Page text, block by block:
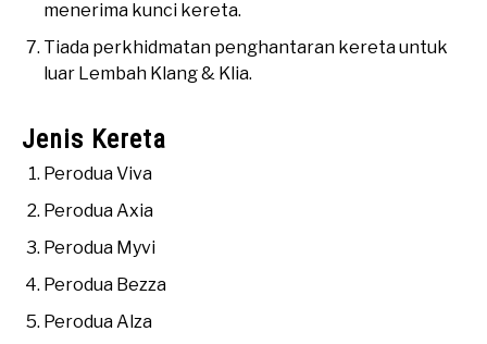
menerima kunci kereta.
Tiada perkhidmatan penghantaran kereta untuk
luar Lembah Klang & Klia.
Jenis Kereta
Perodua Viva
Perodua Axia
Perodua Myvi
Perodua Bezza
Perodua Alza